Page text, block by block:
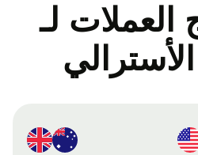
العملات لـ